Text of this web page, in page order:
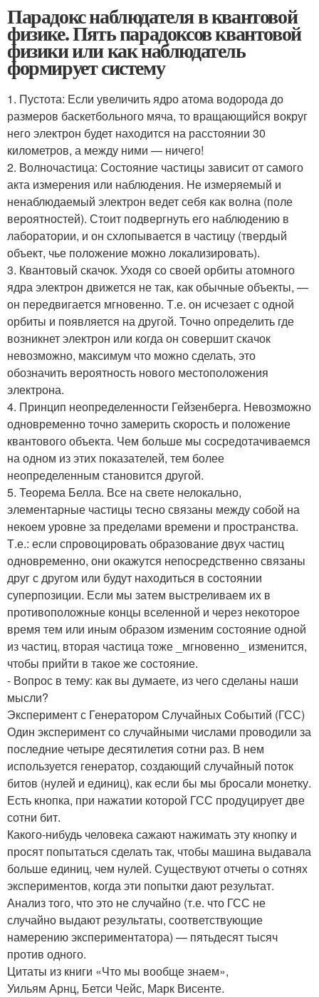
Парадокс наблюдателя в квантовой
физике. Пять парадоксов квантовой
физики или как наблюдатель
формирует систему
1. Пустота: Если увеличить ядро атома водорода до
размеров баскетбольного мяча, то вращающийся вокруг
него электрон будет находится на расстоянии 30
километров, а между ними — ничего!
2. Волночастица: Состояние частицы зависит от самого
акта измерения или наблюдения. Не измеряемый и
ненаблюдаемый электрон ведет себя как волна (поле
вероятностей). Стоит подвергнуть его наблюдению в
лаборатории, и он схлопывается в частицу (твердый
объект, чье положение можно локализировать).
3. Квантовый скачок. Уходя со своей орбиты атомного
ядра электрон движется не так, как обычные объекты, —
он передвигается мгновенно. Т.е. он исчезает с одной
орбиты и появляется на другой. Точно определить где
возникнет электрон или когда он совершит скачок
невозможно, максимум что можно сделать, это
обозначить вероятность нового местоположения
электрона.
4. Принцип неопределенности Гейзенберга. Невозможно
одновременно точно замерить скорость и положение
квантового объекта. Чем больше мы сосредотачиваемся
на одном из этих показателей, тем более
неопределенным становится другой.
5. Теорема Белла. Все на свете нелокально,
элементарные частицы тесно связаны между собой на
некоем уровне за пределами времени и пространства.
Т.е.: если спровоцировать образование двух частиц
одновременно, они окажутся непосредственно связаны
друг с другом или будут находиться в состоянии
суперпозиции. Если мы затем выстреливаем их в
противоположные концы вселенной и через некоторое
время тем или иным образом изменим состояние одной
из частиц, вторая частица тоже _мгновенно_ изменится,
чтобы прийти в такое же состояние.
- Вопрос в тему: как вы думаете, из чего сделаны наши
мысли?
Эксперимент с Генератором Случайных Событий (ГСС)
Один эксперимент со случайными числами проводили за
последние четыре десятилетия сотни раз. В нем
используется генератор, создающий случайный поток
битов (нулей и единиц), как если бы мы бросали монетку.
Есть кнопка, при нажатии которой ГСС продуцирует две
сотни бит.
Какого-нибудь человека сажают нажимать эту кнопку и
просят попытаться сделать так, чтобы машина выдавала
больше единиц, чем нулей. Существуют отчеты о сотнях
экспериментов, когда эти попытки дают результат.
Анализ того, что это не случайно (т.е. что ГСС не
случайно выдают результаты, соответствующие
намерению экспериментатора) — пятьдесят тысяч
против одного.
Цитаты из книги «Что мы вообще знаем»,
Уильям Арнц, Бетси Чейс, Марк Висенте.